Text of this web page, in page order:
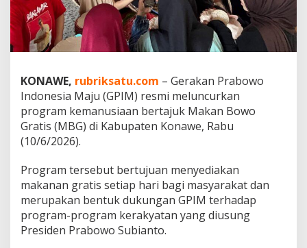
i
i
D
i
l
u
u
r
k
a
n
d
KONAWE, rubriksatu.com – Gerakan Prabowo
Indonesia Maju (GPIM) resmi meluncurkan
program kemanusiaan bertajuk Makan Bowo
Gratis (MBG) di Kabupaten Konawe, Rabu
(10/6/2026).
Program tersebut bertujuan menyediakan
makanan gratis setiap hari bagi masyarakat dan
merupakan bentuk dukungan GPIM terhadap
program-program kerakyatan yang diusung
Presiden Prabowo Subianto.